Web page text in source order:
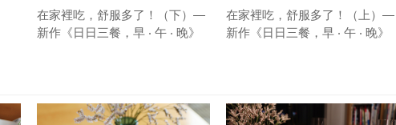
在家裡吃，舒服多了！（下）—
新作《日日三餐，早 ‧ 午 ‧ 晚》
在家裡吃，舒服多了！（上）—
新作《日日三餐，早 ‧ 午 ‧ 晚》